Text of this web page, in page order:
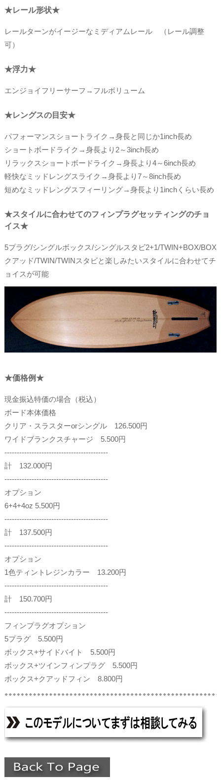
★レール形状★
レールターンがイージーなミディアムレール （レール調整
可）
★浮力★
エンジョイフリーサーフ→フルボリューム
★レングスの目安★
パフォーマンスショートライク→身長と同じか1inch長め
ショートボードライク→身長より2～3inch長め
リラックスショートボードライク→身長より4～6inch長め
軽快なミッドレングスライク→身長より7～8inch長め
短めなミッドレングスフィーリング→身長より1inchくらい長め
★スタイルに合わせてのフィンプラグセッティングのチョ
イス★
5プラグ/シングルボックス/シングルスタビ2+1/TWIN+BOX/BOX
クアッド/TWIN/TWINスタビと楽しみたいスタイルに合わせてチ
ョイスが可能
★価格例★
現金振込特価の場合（税込）
ボード本体価格
クリア・スラスターorシングル 126.500円
ワイドブランクスチャージ 5.500円
------------------------------------------
計 132.000円
------------------------------------------
オプション
6+4+4oz 5.500円
------------------------------------------
計 137.500円
------------------------------------------
オプション
1色ティントレジンカラー 13.200円
------------------------------------------
計 150.700円
------------------------------------------
フィンプラグオプション
5プラグ 5.500円
ボックス+サイドバイト 5.500円
ボックス+ツインフィンプラグ 5.500円
ボックス+クアッドフィン 8.800円